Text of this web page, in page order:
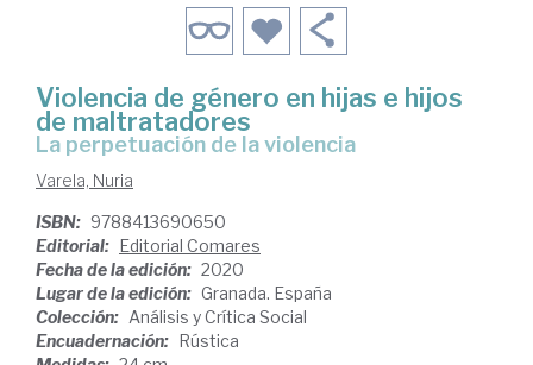
Violencia de género en hijas e hijos
de maltratadores
la perpetuación de la violencia
Varela, Nuria
ISBN: 9788413690650
Editorial: Editorial Comares
Fecha de la edición: 2020
Lugar de la edición: Granada. España
Colección: Análisis y Crítica Social
Encuadernación: Rústica